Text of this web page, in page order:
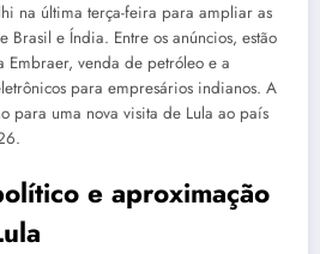
na última terça-feira para ampliar as
Brasil e Índia. Entre os anúncios, estão
venda de petróleo e a
para empresários indianos. A
para uma nova visita de Lula ao país
e aproximação